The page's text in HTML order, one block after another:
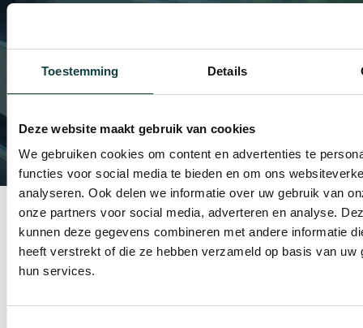
Toestemming Details
Deze website maakt gebruik van cookies
We gebruiken cookies om content en advertenties te
functies voor social media te bieden en om ons
analyseren. Ook delen we informatie over uw gebruik van
onze partners voor social media, adverteren en analyse.
kunnen deze gegevens combineren met andere informatie
heeft verstrekt of die ze hebben verzameld op basis van uw
hun services.
en andere houten buitenelementen door
Lees verder
INVESTEER IN DE TOEKOMST
SAMEN AAN
offerte aanvragen